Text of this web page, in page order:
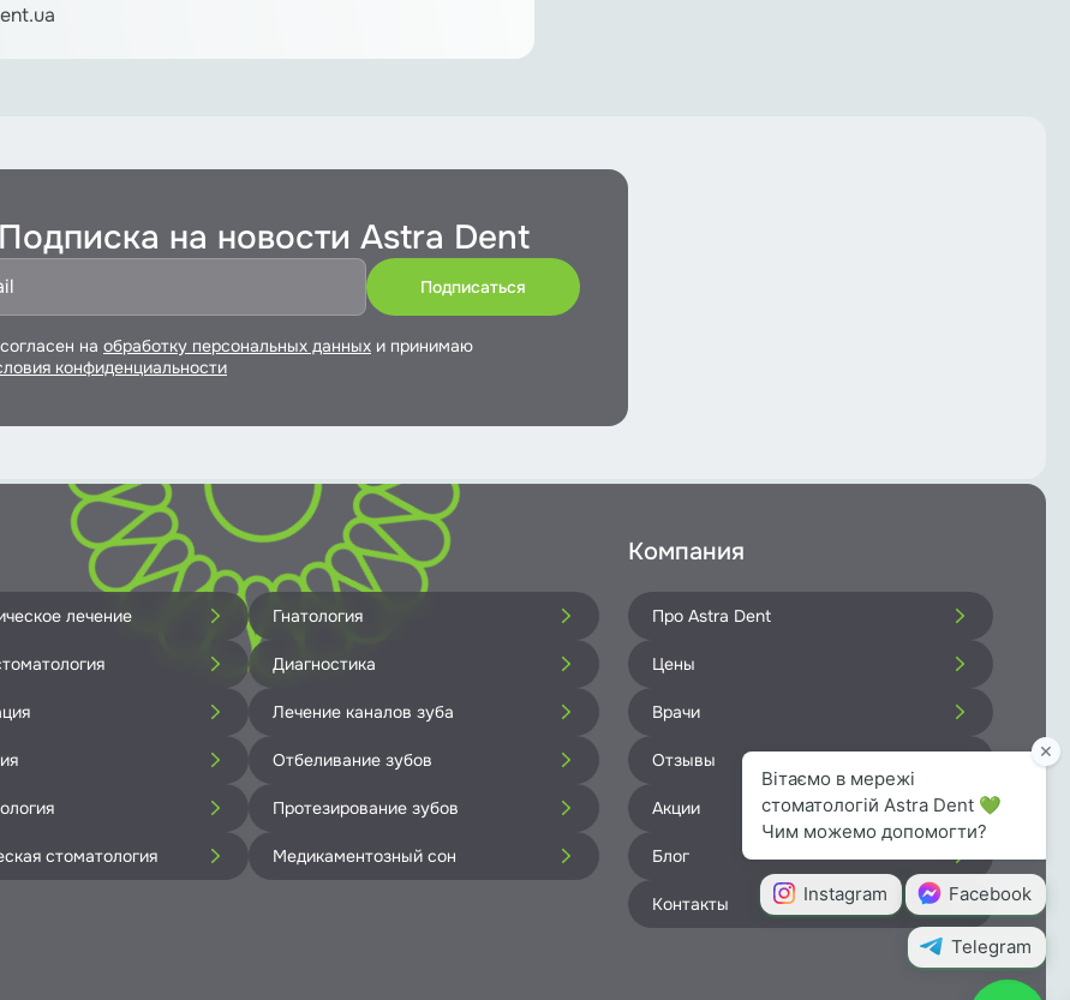
Подписка на новости Astra Dent
на обработку персональных данных и принимаю
конфиденциальности
лечение Гнатология
Диагностика
Лечение каналов зуба
Отбеливание зубов
Протезирование зубов
стоматология Медикаментозный сон
Компания
Про Astra Dent
Цены
Врачи
Отзывы
Акции
Блог
Контакты